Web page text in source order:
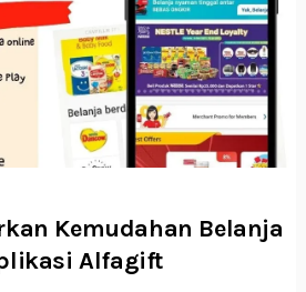
Kemudahan Belanja
Alfagift